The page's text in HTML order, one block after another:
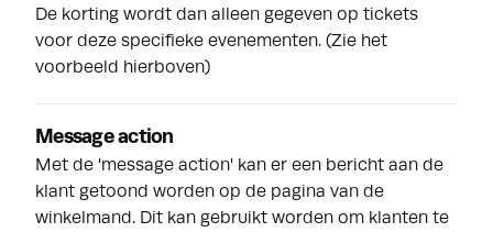
De korting wordt dan alleen gegeven op tickets
voor deze specifieke evenementen. (Zie het
voorbeeld hierboven)
Message action
Met de 'message action' kan er een bericht aan de
klant getoond worden op de pagina van de
winkelmand. Dit kan gebruikt worden om klanten te